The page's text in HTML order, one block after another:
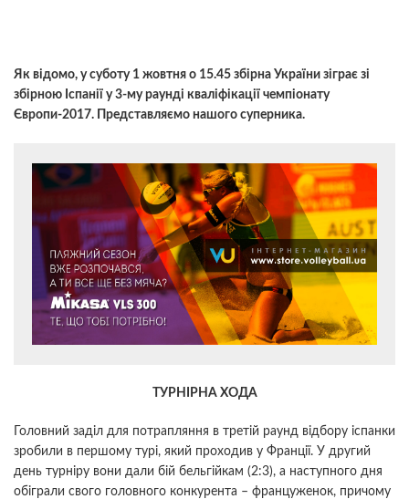
Як відомо, у суботу 1 жовтня о 15.45 збірна України зіграє зі
збірною Іспанії у 3-му раунді кваліфікації чемпіонату
Європи-2017. Представляємо нашого суперника.
ТУРНІРНА ХОДА
Головний заділ для потрапляння в третій раунд відбору іспанки
зробили в першому турі, який проходив у Франції. У другий
день турніру вони дали бій бельгійкам (2:3), а наступного дня
обіграли свого головного конкурента – француженок, причому